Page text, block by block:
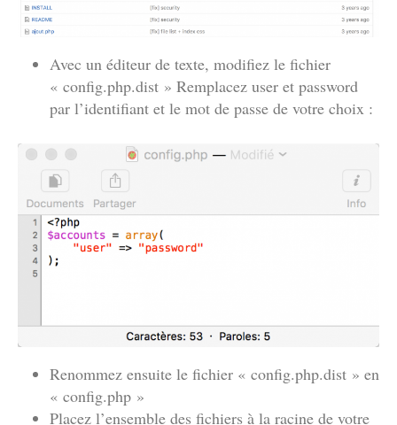
Avec un éditeur de texte, modifiez le fichier
« config.php.dist » Remplacez user et password
par l’identifiant et le mot de passe de votre choix :
Renommez ensuite le fichier « config.php.dist » en
« config.php »
Placez l’ensemble des fichiers à la racine de votre